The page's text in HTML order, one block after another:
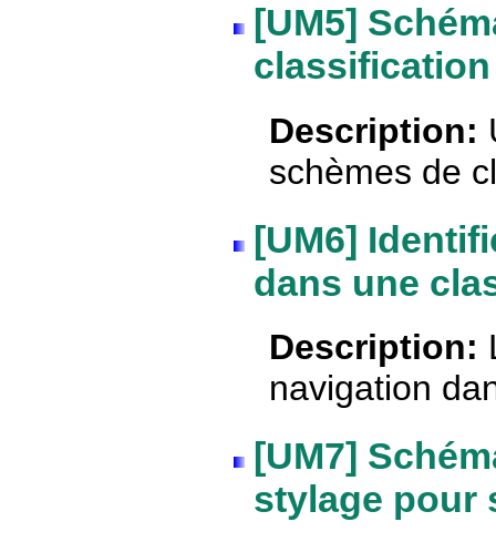
[UM5]
classification
Description:
schèmes de
[UM6]
dans une
Description:
navigation
[UM7]
stylage pour